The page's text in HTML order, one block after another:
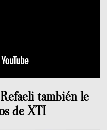
también le
de XTI